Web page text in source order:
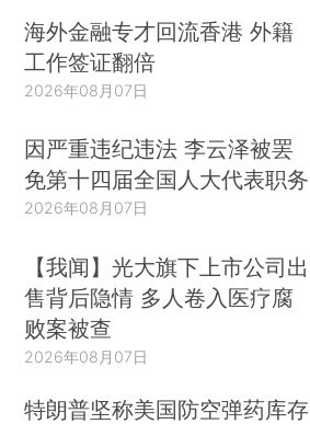
海外金融专才回流香港 外籍
工作签证翻倍
2026年08月07日
因严重违纪违法 李云泽被罢
免第十四届全国人大代表职务
2026年08月07日
【我闻】光大旗下上市公司出
售背后隐情 多人卷入医疗腐
败案被查
2026年08月07日
特朗普坚称美国防空弹药库存